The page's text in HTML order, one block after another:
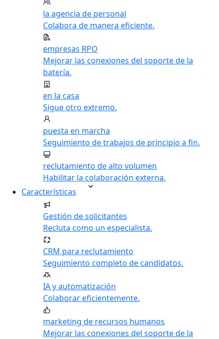
la agencia de personal
Colabora de manera eficiente.
empresas RPO
Mejorar las conexiones del soporte de la
batería.
en la casa
Sigue otro extremo.
puesta en marcha
Seguimiento de trabajos de principio a fin.
reclutamiento de alto volumen
Habilitar la colaboración externa.
Características
Gestión de solicitantes
Recluta como un especialista.
CRM para reclutamiento
Seguimiento completo de candidatos.
IA y automatización
Colaborar eficientemente.
marketing de recursos humanos
Mejorar las conexiones del soporte de la